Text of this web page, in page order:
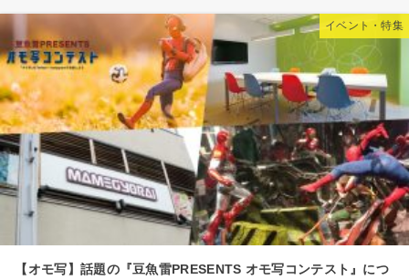
イベント・特集
【オモ写】話題の『豆魚雷PRESENTS オモ写コンテスト』につ